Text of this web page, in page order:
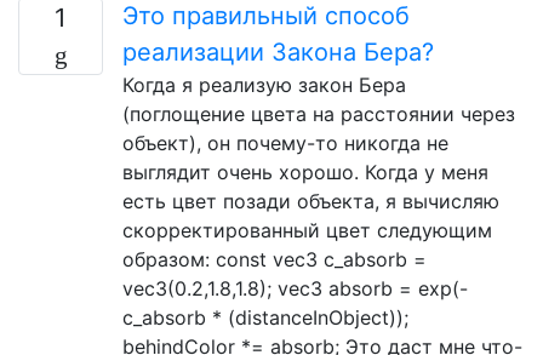
1
Это правильный способ
реализации Закона Бера?
Когда я реализую закон Бера
(поглощение цвета на расстоянии через
объект), он почему-то никогда не
выглядит очень хорошо. Когда у меня
есть цвет позади объекта, я вычисляю
скорректированный цвет следующим
образом: const vec3 c_absorb =
vec3(0.2,1.8,1.8); vec3 absorb = exp(-
c_absorb * (distanceInObject));
behindColor *= absorb; Это даст мне что-